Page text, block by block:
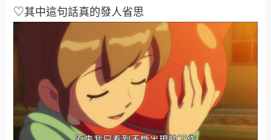
♡其中這句話真的發人省思